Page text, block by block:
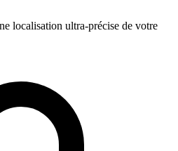
localisation ultra-précise de votre